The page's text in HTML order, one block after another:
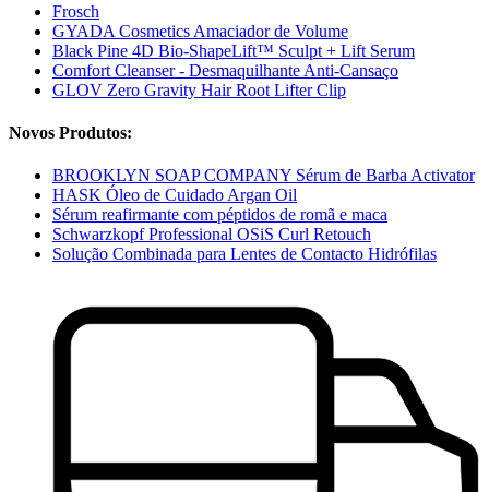
Frosch
GYADA Cosmetics Amaciador de Volume
Black Pine 4D Bio-ShapeLift™ Sculpt + Lift Serum
Comfort Cleanser - Desmaquilhante Anti-Cansaço
GLOV Zero Gravity Hair Root Lifter Clip
Novos Produtos:
BROOKLYN SOAP COMPANY Sérum de Barba Activator
HASK Óleo de Cuidado Argan Oil
Sérum reafirmante com péptidos de romã e maca
Schwarzkopf Professional OSiS Curl Retouch
Solução Combinada para Lentes de Contacto Hidrófilas